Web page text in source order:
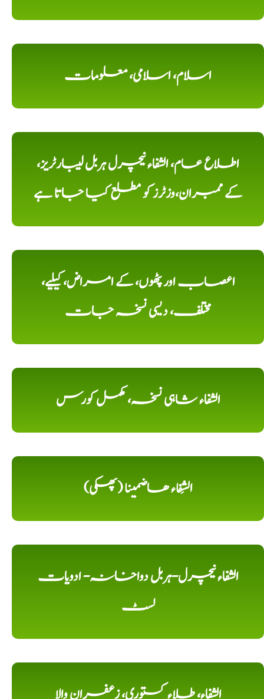
اسلام، اسلامی، معلومات
اطلاع عام، الشفاء نیچرل ہربل لیبارٹریز،
کے ممبران،وزٹرز کو مطلع کیا جاتا ہے
اعصاب اور پٹھوں، کے امراض، کیلیے،
مختلف، دیسی نسخہ جات
الشفاء شاہی نسخہ، مکمل کورس
الشِفاء ھاضمینا (پھکی)
الشفاء نیچرل-ہربل دواخانہ- ادویات
لسٹ
الشفاء، طلاء کستوری، زعفران والا